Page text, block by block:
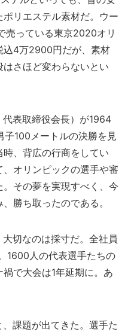
リエステル素材だ。ウー
売っている東京2020オリ
込4万2900円だが、素材
さほど変わらないとい
表取締役会長）が1964
子100メートルの決勝を見
、背広の行商をしてい
オリンピックの選手や審
その夢を実現すべく、今
勝ち取ったのである。
切なのは採寸だ。全社員
1600人の代表選手たちの
で大会は1年延期に。あ
課題が出てきた。選手た